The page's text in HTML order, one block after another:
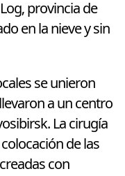
provincia de
en la nieve y sin
se unieron
a un centro
La cirugía
de las
con